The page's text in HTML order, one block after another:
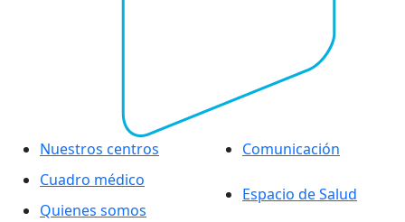
Nuestros centros
Cuadro médico
Quienes somos
Comunicación
Espacio de Salud